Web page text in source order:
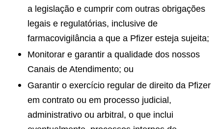
a legislação e cumprir com outras obrigações
legais e regulatórias, inclusive de
farmacovigilância a que a Pfizer esteja sujeita;
Monitorar e garantir a qualidade dos nossos
Canais de Atendimento; ou
Garantir o exercício regular de direito da Pfizer
em contrato ou em processo judicial,
administrativo ou arbitral, o que inclui